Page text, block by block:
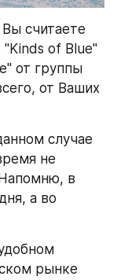
считаете
of Blue"
от группы
от Ваших
случае
не
Напомню, в
а во
рынке